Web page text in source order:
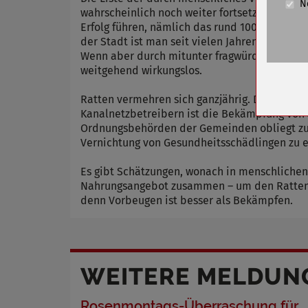
wahrscheinlich noch weiter fortsetzen. Die
Erfolg führen, nämlich das rund 100
der Stadt ist man seit vielen Jahren eng in
Wenn aber durch mitunter fragwürdiges
weitgehend wirkungslos.
Ratten vermehren sich ganzjährig. Die
Kanalnetzbetreibern ist die Bekämpfung
Ordnungsbehörden der Gemeinden obliegt
Vernichtung von Gesundheitsschädlingen
Es gibt Schätzungen, wonach in
Nahrungsangebot zusammen – um den
denn Vorbeugen ist besser als Bekämpfen.
WEITERE
Cookie
Name
Anbieter